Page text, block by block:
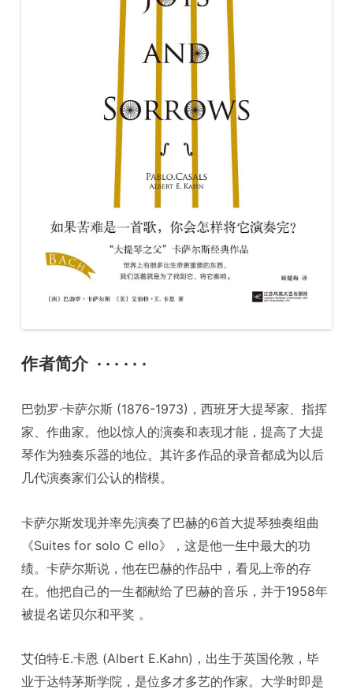
作者简介 · · · · · ·
巴勃罗·卡萨尔斯 (1876-1973)，西班牙大提琴家、指挥
家、作曲家。他以惊人的演奏和表现才能，提高了大提
琴作为独奏乐器的地位。其许多作品的录音都成为以后
几代演奏家们公认的楷模。
卡萨尔斯发现并率先演奏了巴赫的6首大提琴独奏组曲
《Suites for solo C ello》，这是他一生中最大的功
绩。卡萨尔斯说，他在巴赫的作品中，看见上帝的存
在。他把自己的一生都献给了巴赫的音乐，并于1958年
被提名诺贝尔和平奖 。
艾伯特·E.卡恩 (Albert E.Kahn)，出生于英国伦敦，毕
业于达特茅斯学院，是位多才多艺的作家。大学时即是